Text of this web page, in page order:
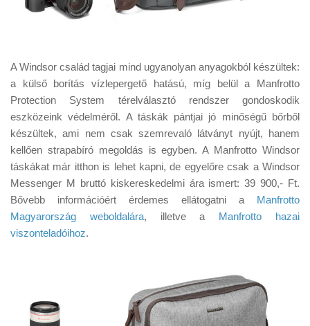
A Windsor család tagjai mind ugyanolyan anyagokból készültek:
a külső borítás vízlepergető hatású, míg belül a Manfrotto
Protection System térelválasztó rendszer gondoskodik
eszközeink védelméről. A táskák pántjai jó minőségű bőrből
készültek, ami nem csak szemrevaló látványt nyújt, hanem
kellően strapabíró megoldás is egyben. A Manfrotto Windsor
táskákat már itthon is lehet kapni, de egyelőre csak a Windsor
Messenger M bruttó kiskereskedelmi ára ismert: 39 900,- Ft.
Bővebb információért érdemes ellátogatni a Manfrotto
Magyarország weboldalára, illetve a Manfrotto hazai
viszonteladóihoz.